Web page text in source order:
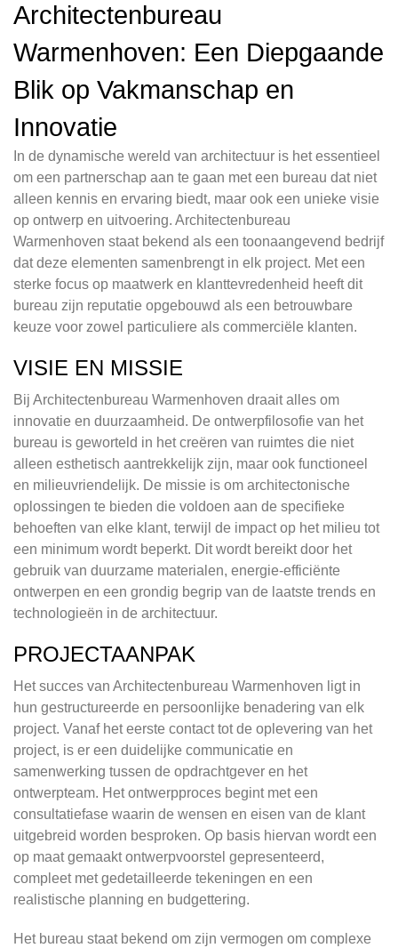
Architectenbureau
Warmenhoven: Een Diepgaande
Blik op Vakmanschap en
Innovatie
In de dynamische wereld van architectuur is het essentieel
om een partnerschap aan te gaan met een bureau dat niet
alleen kennis en ervaring biedt, maar ook een unieke visie
op ontwerp en uitvoering. Architectenbureau
Warmenhoven staat bekend als een toonaangevend bedrijf
dat deze elementen samenbrengt in elk project. Met een
sterke focus op maatwerk en klanttevredenheid heeft dit
bureau zijn reputatie opgebouwd als een betrouwbare
keuze voor zowel particuliere als commerciële klanten.
VISIE EN MISSIE
Bij Architectenbureau Warmenhoven draait alles om
innovatie en duurzaamheid. De ontwerpfilosofie van het
bureau is geworteld in het creëren van ruimtes die niet
alleen esthetisch aantrekkelijk zijn, maar ook functioneel
en milieuvriendelijk. De missie is om architectonische
oplossingen te bieden die voldoen aan de specifieke
behoeften van elke klant, terwijl de impact op het milieu tot
een minimum wordt beperkt. Dit wordt bereikt door het
gebruik van duurzame materialen, energie-efficiënte
ontwerpen en een grondig begrip van de laatste trends en
technologieën in de architectuur.
PROJECTAANPAK
Het succes van Architectenbureau Warmenhoven ligt in
hun gestructureerde en persoonlijke benadering van elk
project. Vanaf het eerste contact tot de oplevering van het
project, is er een duidelijke communicatie en
samenwerking tussen de opdrachtgever en het
ontwerpteam. Het ontwerpproces begint met een
consultatiefase waarin de wensen en eisen van de klant
uitgebreid worden besproken. Op basis hiervan wordt een
op maat gemaakt ontwerpvoorstel gepresenteerd,
compleet met gedetailleerde tekeningen en een
realistische planning en budgettering.
Het bureau staat bekend om zijn vermogen om complexe